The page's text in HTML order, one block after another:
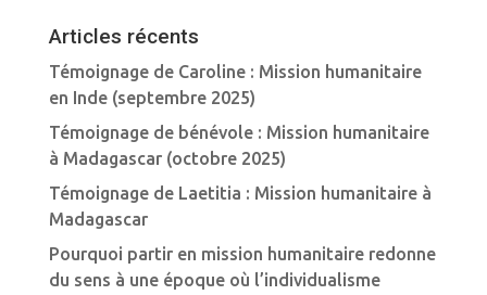
Articles récents
Témoignage de Caroline : Mission humanitaire
en Inde (septembre 2025)
Témoignage de bénévole : Mission humanitaire
à Madagascar (octobre 2025)
Témoignage de Laetitia : Mission humanitaire à
Madagascar
Pourquoi partir en mission humanitaire redonne
du sens à une époque où l’individualisme